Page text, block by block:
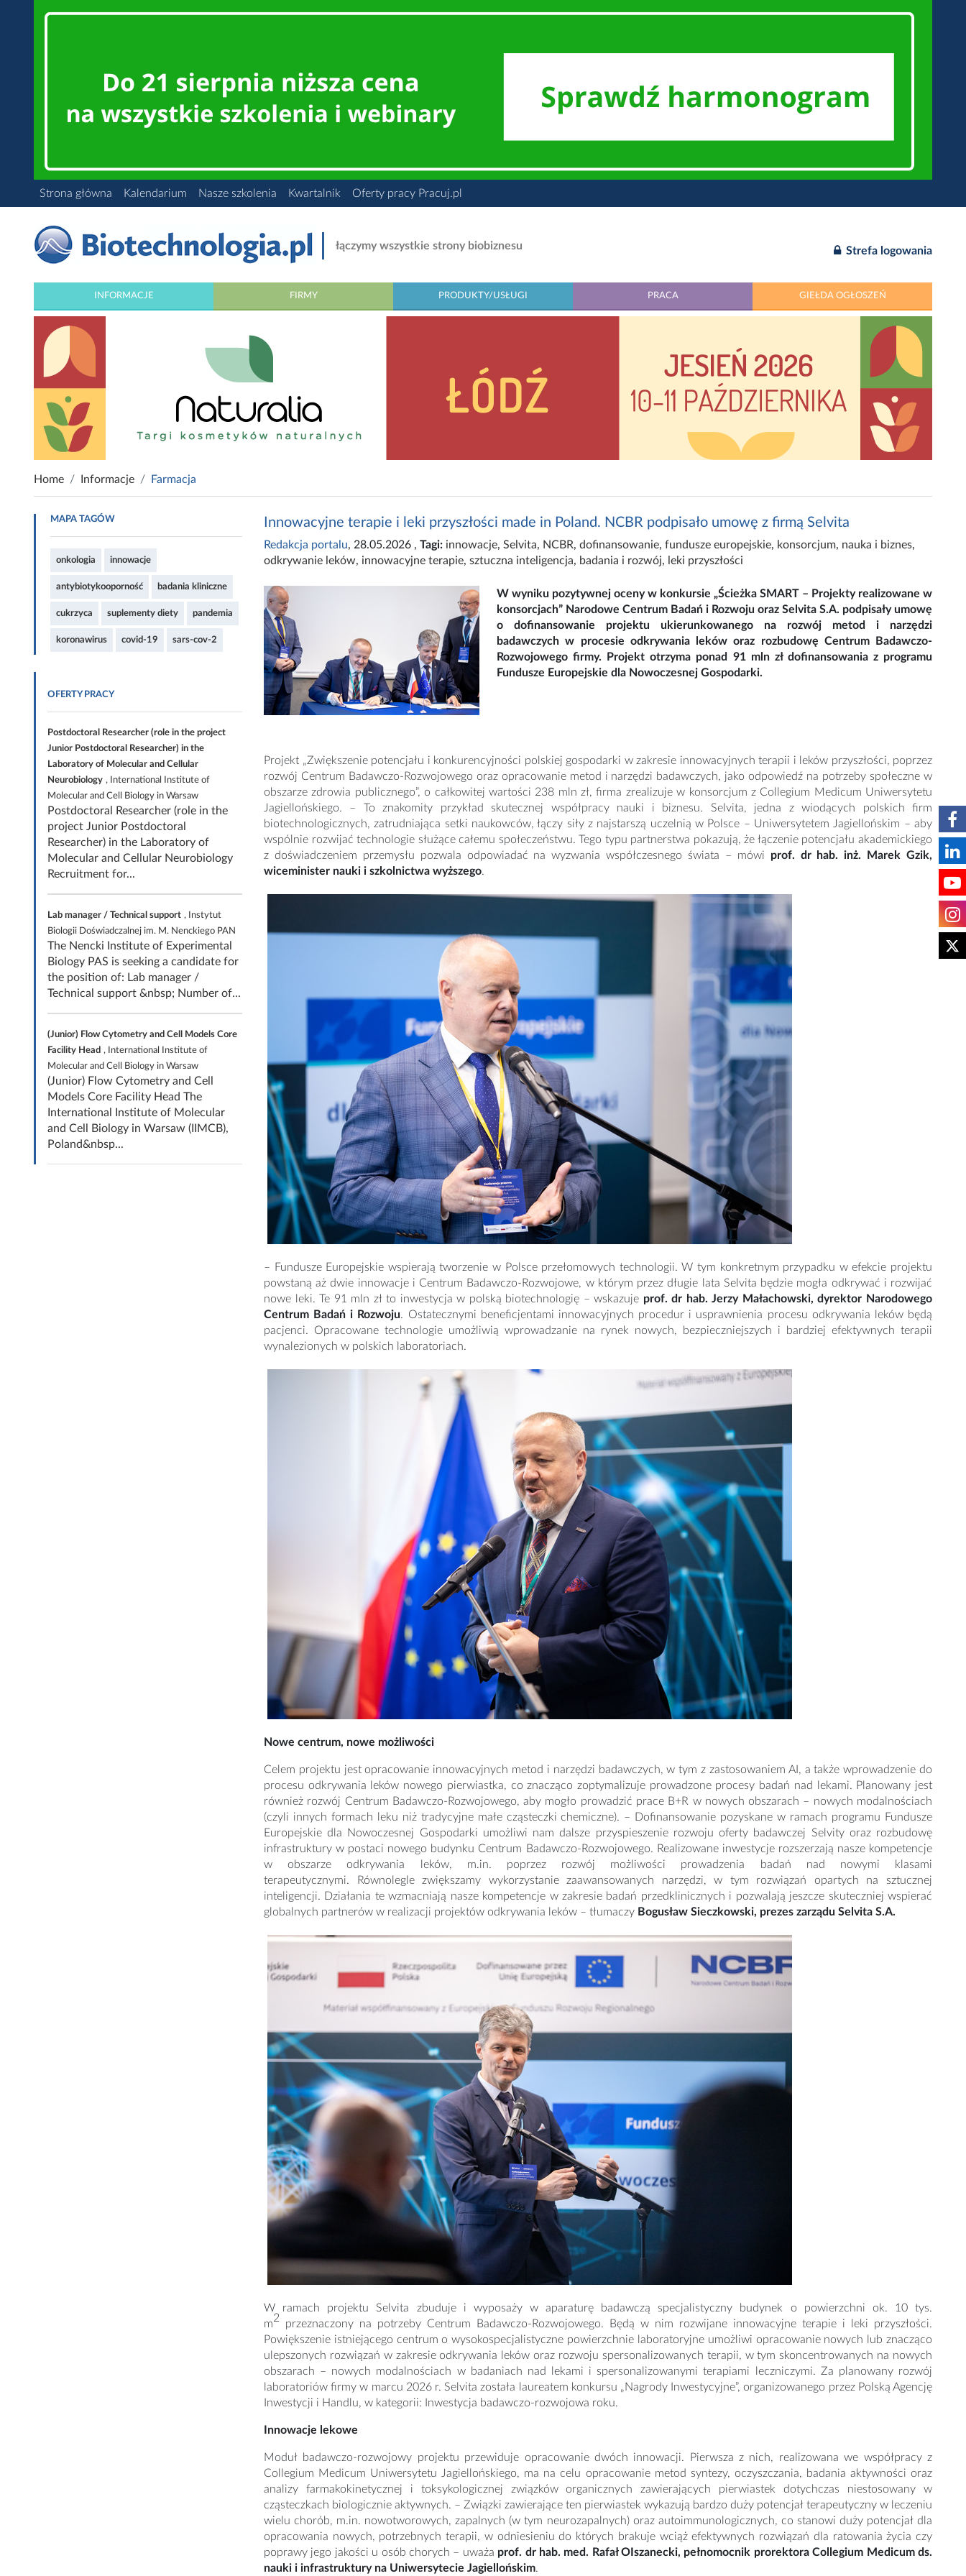
Strona główna Kalendarium Nasze szkolenia Kwartalnik Oferty pracy Pracuj.pl
łączymy wszystkie strony biobiznesu Strefa logowania
INFORMACJE FIRMY PRODUKTY/USŁUGI PRACA GIEŁDA OGŁOSZEŃ
Home Informacje Farmacja
MAPA TAGÓW
onkologia innowacje
antybiotykooporność badania kliniczne
cukrzyca suplementy diety pandemia
koronawirus covid-19 sars-cov-2
OFERTY PRACY
Postdoctoral Researcher (role in the project
Junior Postdoctoral Researcher) in the
Laboratory of Molecular and Cellular
Neurobiology , International Institute of
Molecular and Cell Biology in Warsaw
Postdoctoral Researcher (role in the
project Junior Postdoctoral
Researcher) in the Laboratory of
Molecular and Cellular Neurobiology
Recruitment for...
Lab manager / Technical support , Instytut
Biologii Doświadczalnej im. M. Nenckiego PAN
The Nencki Institute of Experimental
Biology PAS is seeking a candidate for
the position of: Lab manager /
Technical support &nbsp; Number of...
(Junior) Flow Cytometry and Cell Models Core
Facility Head , International Institute of
Molecular and Cell Biology in Warsaw
(Junior) Flow Cytometry and Cell
Models Core Facility Head The
International Institute of Molecular
and Cell Biology in Warsaw (IIMCB),
Poland&nbsp...
Innowacyjne terapie i leki przyszłości made in Poland. NCBR podpisało umowę z firmą Selvita
Redakcja portalu, 28.05.2026 , Tagi: innowacje, Selvita, NCBR, dofinansowanie, fundusze europejskie, konsorcjum, nauka i biznes,
odkrywanie leków, innowacyjne terapie, sztuczna inteligencja, badania i rozwój, leki przyszłości
W wyniku pozytywnej oceny w konkursie „Ścieżka SMART – Projekty realizowane w
konsorcjach” Narodowe Centrum Badań i Rozwoju oraz Selvita S.A. podpisały umowę
o dofinansowanie projektu ukierunkowanego na rozwój metod i narzędzi
badawczych w procesie odkrywania leków oraz rozbudowę Centrum Badawczo-
Rozwojowego firmy. Projekt otrzyma ponad 91 mln zł dofinansowania z programu
Fundusze Europejskie dla Nowoczesnej Gospodarki.
Projekt „Zwiększenie potencjału i konkurencyjności polskiej gospodarki w zakresie innowacyjnych terapii i leków przyszłości, poprzez
rozwój Centrum Badawczo-Rozwojowego oraz opracowanie metod i narzędzi badawczych, jako odpowiedź na potrzeby społeczne w
obszarze zdrowia publicznego”, o całkowitej wartości 238 mln zł, firma zrealizuje w konsorcjum z Collegium Medicum Uniwersytetu
Jagiellońskiego. – To znakomity przykład skutecznej współpracy nauki i biznesu. Selvita, jedna z wiodących polskich firm
biotechnologicznych, zatrudniająca setki naukowców, łączy siły z najstarszą uczelnią w Polsce – Uniwersytetem Jagiellońskim – aby
wspólnie rozwijać technologie służące całemu społeczeństwu. Tego typu partnerstwa pokazują, że łączenie potencjału akademickiego
z doświadczeniem przemysłu pozwala odpowiadać na wyzwania współczesnego świata – mówi prof. dr hab. inż. Marek Gzik,
wiceminister nauki i szkolnictwa wyższego.
– Fundusze Europejskie wspierają tworzenie w Polsce przełomowych technologii. W tym konkretnym przypadku w efekcie projektu
powstaną aż dwie innowacje i Centrum Badawczo-Rozwojowe, w którym przez długie lata Selvita będzie mogła odkrywać i rozwijać
nowe leki. Te 91 mln zł to inwestycja w polską biotechnologię – wskazuje prof. dr hab. Jerzy Małachowski, dyrektor Narodowego
Centrum Badań i Rozwoju. Ostatecznymi beneficjentami innowacyjnych procedur i usprawnienia procesu odkrywania leków będą
pacjenci. Opracowane technologie umożliwią wprowadzanie na rynek nowych, bezpieczniejszych i bardziej efektywnych terapii
wynalezionych w polskich laboratoriach.
Nowe centrum, nowe możliwości
Celem projektu jest opracowanie innowacyjnych metod i narzędzi badawczych, w tym z zastosowaniem AI, a także wprowadzenie do
procesu odkrywania leków nowego pierwiastka, co znacząco zoptymalizuje prowadzone procesy badań nad lekami. Planowany jest
również rozwój Centrum Badawczo-Rozwojowego, aby mogło prowadzić prace B+R w nowych obszarach – nowych modalnościach
(czyli innych formach leku niż tradycyjne małe cząsteczki chemiczne). – Dofinansowanie pozyskane w ramach programu Fundusze
Europejskie dla Nowoczesnej Gospodarki umożliwi nam dalsze przyspieszenie rozwoju oferty badawczej Selvity oraz rozbudowę
infrastruktury w postaci nowego budynku Centrum Badawczo-Rozwojowego. Realizowane inwestycje rozszerzają nasze kompetencje
w obszarze odkrywania leków, m.in. poprzez rozwój możliwości prowadzenia badań nad nowymi klasami
terapeutycznymi. Równolegle zwiększamy wykorzystanie zaawansowanych narzędzi, w tym rozwiązań opartych na sztucznej
inteligencji. Działania te wzmacniają nasze kompetencje w zakresie badań przedklinicznych i pozwalają jeszcze skuteczniej wspierać
globalnych partnerów w realizacji projektów odkrywania leków – tłumaczy Bogusław Sieczkowski, prezes zarządu Selvita S.A.
W ramach projektu Selvita zbuduje i wyposaży w aparaturę badawczą specjalistyczny budynek o powierzchni ok. 10 tys.
m2 przeznaczony na potrzeby Centrum Badawczo-Rozwojowego. Będą w nim rozwijane innowacyjne terapie i leki przyszłości.
Powiększenie istniejącego centrum o wysokospecjalistyczne powierzchnie laboratoryjne umożliwi opracowanie nowych lub znacząco
ulepszonych rozwiązań w zakresie odkrywania leków oraz rozwoju spersonalizowanych terapii, w tym skoncentrowanych na nowych
obszarach – nowych modalnościach w badaniach nad lekami i spersonalizowanymi terapiami leczniczymi. Za planowany rozwój
laboratoriów firmy w marcu 2026 r. Selvita została laureatem konkursu „Nagrody Inwestycyjne”, organizowanego przez Polską Agencję
Inwestycji i Handlu, w kategorii: Inwestycja badawczo-rozwojowa roku.
Innowacje lekowe
Moduł badawczo-rozwojowy projektu przewiduje opracowanie dwóch innowacji. Pierwsza z nich, realizowana we współpracy z
Collegium Medicum Uniwersytetu Jagiellońskiego, ma na celu opracowanie metod syntezy, oczyszczania, badania aktywności oraz
analizy farmakokinetycznej i toksykologicznej związków organicznych zawierających pierwiastek dotychczas niestosowany w
cząsteczkach biologicznie aktywnych. – Związki zawierające ten pierwiastek wykazują bardzo duży potencjał terapeutyczny w leczeniu
wielu chorób, m.in. nowotworowych, zapalnych (w tym neurozapalnych) oraz autoimmunologicznych, co stanowi duży potencjał dla
opracowania nowych, potrzebnych terapii, w odniesieniu do których brakuje wciąż efektywnych rozwiązań dla ratowania życia czy
poprawy jego jakości u osób chorych – uważa prof. dr hab. med. Rafał OIszanecki, pełnomocnik prorektora Collegium Medicum ds.
nauki i infrastruktury na Uniwersytecie Jagiellońskim.